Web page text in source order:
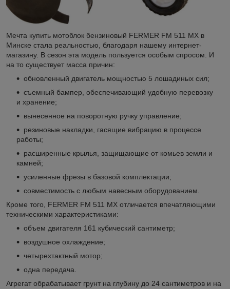
Мечта купить мотоблок бензиновый FERMER FM 511 MX в
Минске стала реальностью, благодаря нашему интернет-
магазину. В сезон эта модель пользуется особым спросом. И
на то существует масса причин:
обновленный двигатель мощностью 5 лошадиных сил;
съемный бампер, обеспечивающий удобную перевозку
и хранение;
вынесенное на поворотную ручку управление;
резиновые накладки, гасящие вибрацию в процессе
работы;
расширенные крылья, защищающие от комьев земли и
камней;
усиленные фрезы в базовой комплектации;
совместимость с любым навесным оборудованием.
Кроме того, FERMER FM 511 MX отличается впечатляющими
техническими характеристиками:
объем двигателя 161 кубический сантиметр;
воздушное охлаждение;
четырехтактный мотор;
одна передача.
Агрегат обрабатывает грунт на глубину до 24 сантиметров и на